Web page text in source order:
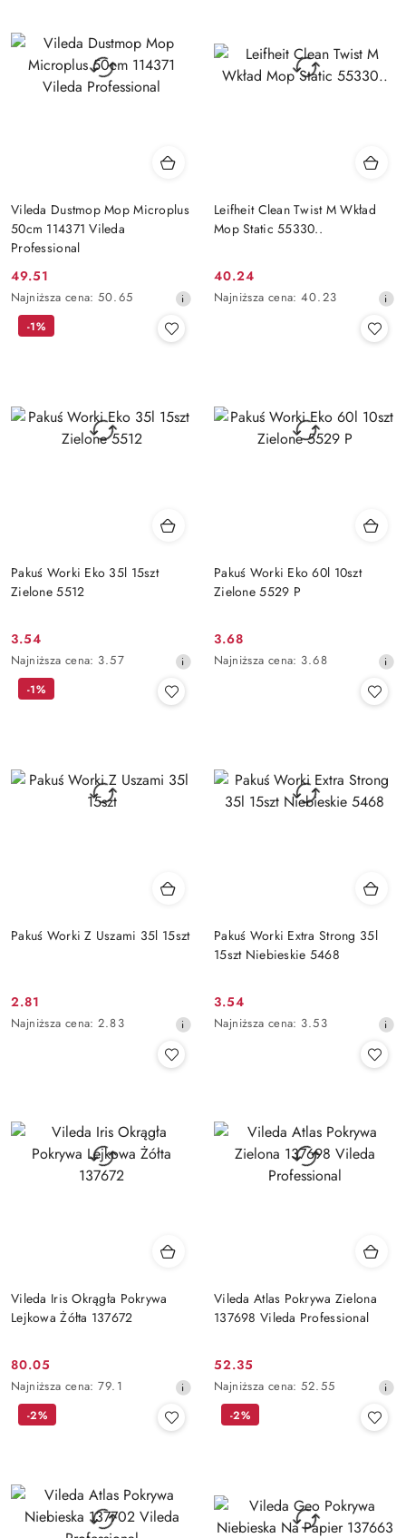
obniżką
Vileda Dustmop Mop Microplus
50cm 114371 Vileda
Professional
Cena
promocyjna:
49.51
Najniższa
cena
Najniższa cena: 50.65
Leifheit Clean Twist M Wkład
Mop Static 55330..
Cena
promocyjna:
40.24
Najniższa
Najniższa cena: 40.23
Pakuś Worki Eko 35l 15szt
Zielone 5512
Cena
promocyjna:
3.54
Najniższa
cena
Najniższa cena: 3.57
-1%
Pakuś Worki Eko 60l 10szt
Zielone 5529 P
Cena
promocyjna:
3.68
Najniższa
Najniższa cena: 3.68
Pakuś Worki Z Uszami 35l 15szt
Cena
promocyjna:
2.81
Najniższa
obniżką
Najniższa cena: 2.83
-1%
Pakuś Worki Extra Strong 35l
15szt Niebieskie 5468
Cena
promocyjna:
3.54
Najniższa
obniżką
Najniższa cena: 3.53
Vileda Iris Okrągła Pokrywa
Lejkowa Żółta 137672
Cena
promocyjna:
80.05
Najniższa
cena
obniżką
Najniższa cena: 79.1
Vileda Atlas Pokrywa Zielona
137698 Vileda Professional
Cena
promocyjna:
52.35
Najniższa
cena
Najniższa cena: 52.55
-2% -2%